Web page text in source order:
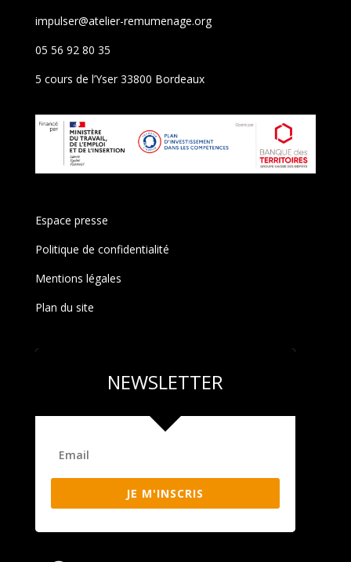
impulser@atelier-remumenage.org
05 56 92 80 35
5 cours de l’Yser 33800 Bordeaux
Espace presse
Politique de confidentialité
Mentions légales
Plan du site
NEWSLETTER
JE M'INSCRIS